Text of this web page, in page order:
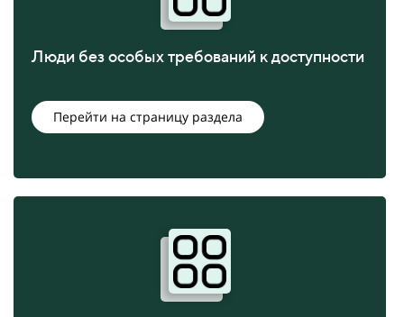
Люди без особых требований к доступности
Перейти на страницу раздела